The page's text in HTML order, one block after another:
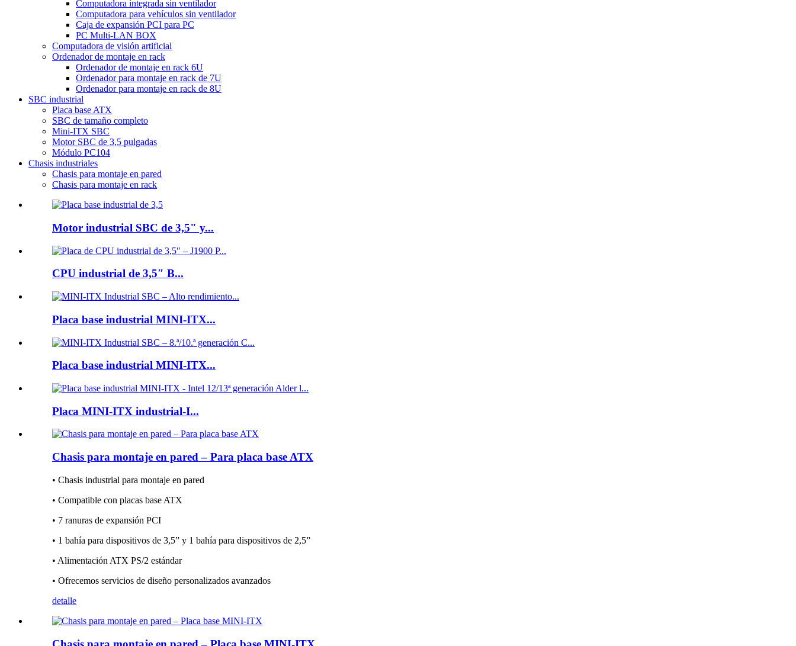
Computadora integrada sin ventilador
Computadora para vehículos sin ventilador
Caja de expansión PCI para PC
PC Multi-LAN BOX
Computadora de visión artificial
Ordenador de montaje en rack
Ordenador de montaje en rack 6U
Ordenador para montaje en rack de 7U
Ordenador para montaje en rack de 8U
SBC industrial
Placa base ATX
SBC de tamaño completo
Mini-ITX SBC
Motor SBC de 3,5 pulgadas
Módulo PC104
Chasis industriales
Chasis para montaje en pared
Chasis para montaje en rack
Motor industrial SBC de 3,5" y...
CPU industrial de 3,5″ B...
Placa base industrial MINI-ITX...
Placa base industrial MINI-ITX...
Placa MINI-ITX industrial-I...
Chasis para montaje en pared – Para placa base ATX
• Chasis industrial para montaje en pared
• Compatible con placas base ATX
• 7 ranuras de expansión PCI
• 1 bahía para dispositivos de 3,5” y 1 bahía para dispositivos de 2,5”
• Alimentación ATX PS/2 estándar
• Ofrecemos servicios de diseño personalizados avanzados
detalle